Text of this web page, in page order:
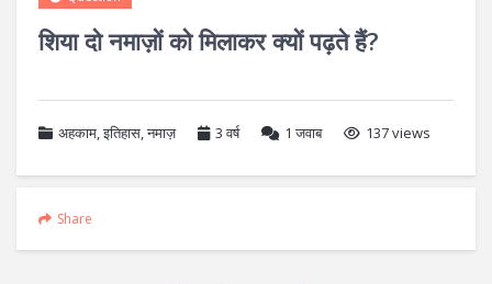
शिया दो नमाज़ों को मिलाकर क्यों पढ़ते हैं?
अहकाम,इतिहास,नमाज़ 3 वर्ष 1 जवाब 137 views
Share